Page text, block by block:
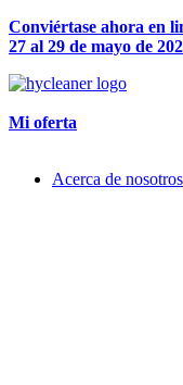
Conviértase ahora en
27 al 29 de mayo de
Mi oferta
Acerca de nosotros